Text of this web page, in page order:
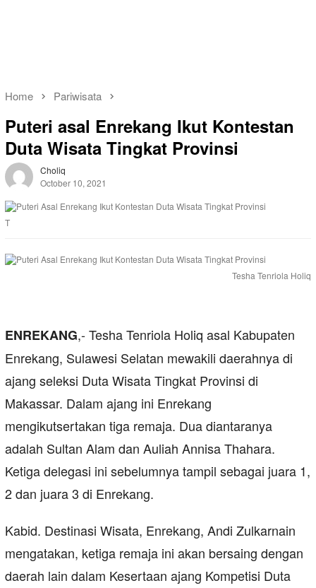
Home Pariwisata
Puteri asal Enrekang Ikut Kontestan
Duta Wisata Tingkat Provinsi
Choliq
October 10, 2021
T
Tesha Tenriola Holiq
ENREKANG,- Tesha Tenriola Holiq asal Kabupaten
Enrekang, Sulawesi Selatan mewakili daerahnya di
ajang seleksi Duta Wisata Tingkat Provinsi di
Makassar. Dalam ajang ini Enrekang
mengikutsertakan tiga remaja. Dua diantaranya
adalah Sultan Alam dan Auliah Annisa Thahara.
Ketiga delegasi ini sebelumnya tampil sebagai juara 1,
2 dan juara 3 di Enrekang.
Kabid. Destinasi Wisata, Enrekang, Andi Zulkarnain
mengatakan, ketiga remaja ini akan bersaing dengan
daerah lain dalam Kesertaan ajang Kompetisi Duta